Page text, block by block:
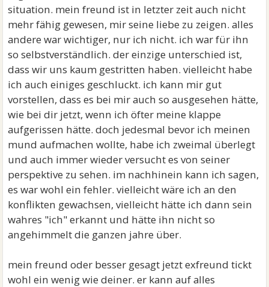
situation. mein freund ist in letzter zeit auch nicht
mehr fähig gewesen, mir seine liebe zu zeigen. alles
andere war wichtiger, nur ich nicht. ich war für ihn
so selbstverständlich. der einzige unterschied ist,
dass wir uns kaum gestritten haben. vielleicht habe
ich auch einiges geschluckt. ich kann mir gut
vorstellen, dass es bei mir auch so ausgesehen hätte,
wie bei dir jetzt, wenn ich öfter meine klappe
aufgerissen hätte. doch jedesmal bevor ich meinen
mund aufmachen wollte, habe ich zweimal überlegt
und auch immer wieder versucht es von seiner
perspektive zu sehen. im nachhinein kann ich sagen,
es war wohl ein fehler. vielleicht wäre ich an den
konflikten gewachsen, vielleicht hätte ich dann sein
wahres "ich" erkannt und hätte ihn nicht so
angehimmelt die ganzen jahre über.
mein freund oder besser gesagt jetzt exfreund tickt
wohl ein wenig wie deiner. er kann auf alles